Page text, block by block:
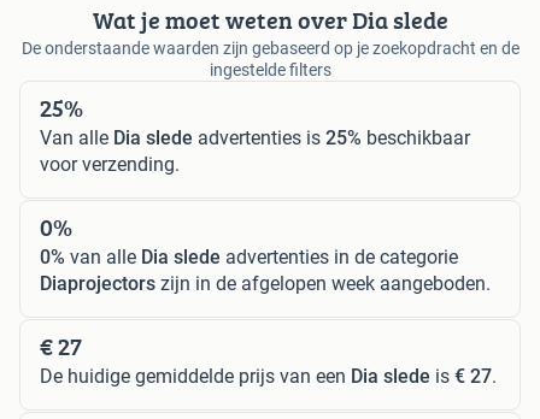
Wat je moet weten over Dia slede
De onderstaande waarden zijn gebaseerd op je zoekopdracht en de
ingestelde filters
25%
Van alle Dia slede advertenties is 25% beschikbaar
voor verzending.
0%
0% van alle Dia slede advertenties in de categorie
Diaprojectors zijn in de afgelopen week aangeboden.
€ 27
De huidige gemiddelde prijs van een Dia slede is € 27.